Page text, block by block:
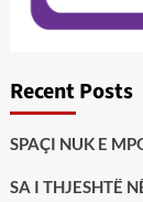
Recent Posts
SPAÇI NUK E
SA I THJESHTË